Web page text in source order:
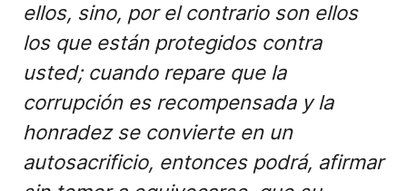
ellos, sino, por el contrario son ellos
los que están protegidos contra
usted; cuando repare que la
corrupción es recompensada y la
honradez se convierte en un
autosacrificio, entonces podrá, afirmar